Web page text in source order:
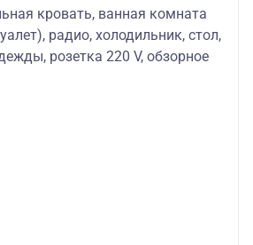
кровать, ванная комната
радио, холодильник, стол,
розетка 220 V, обзорное